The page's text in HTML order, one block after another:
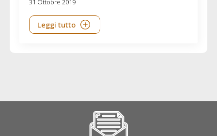
31 Ottobre 2019
Leggi tutto